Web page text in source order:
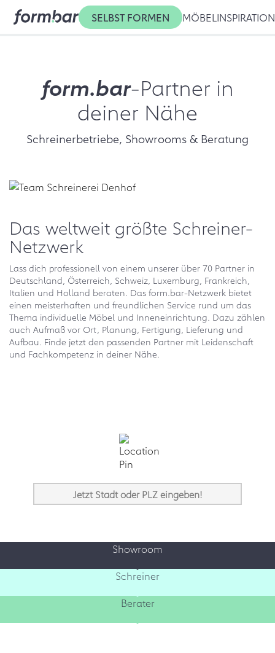
SELBST FORMEN MÖBEL INSPIRATION
form.bar-Partner in
deiner Nähe
Schreinerbetriebe, Showrooms & Beratung
Das weltweit größte Schreiner-
Netzwerk
Lass dich professionell von einem unserer über 70 Partner in
Deutschland, Österreich, Schweiz, Luxemburg, Frankreich,
Italien und Holland beraten. Das form.bar-Netzwerk bietet
einen meisterhaften und freundlichen Service rund um das
Thema individuelle Möbel und Inneneinrichtung. Dazu zählen
auch Aufmaß vor Ort, Planung, Fertigung, Lieferung und
Aufbau. Finde jetzt den passenden Partner mit Leidenschaft
und Fachkompetenz in deiner Nähe.
Showroom
Schreiner
Berater